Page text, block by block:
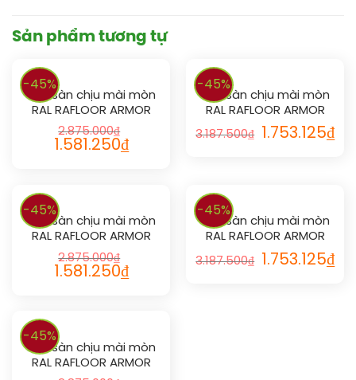
Sản phẩm tương tự
-45%
Sơn sàn chịu mài mòn
RAL RAFLOOR ARMOR
1027
2.875.000₫
1.581.250₫
-45%
Sơn sàn chịu mài mòn
RAL RAFLOOR ARMOR
1017
3.187.500₫ 1.753.125₫
-45%
Sơn sàn chịu mài mòn
RAL RAFLOOR ARMOR
1001
2.875.000₫
1.581.250₫
-45%
Sơn sàn chịu mài mòn
RAL RAFLOOR ARMOR
1006
3.187.500₫ 1.753.125₫
-45%
Sơn sàn chịu mài mòn
RAL RAFLOOR ARMOR